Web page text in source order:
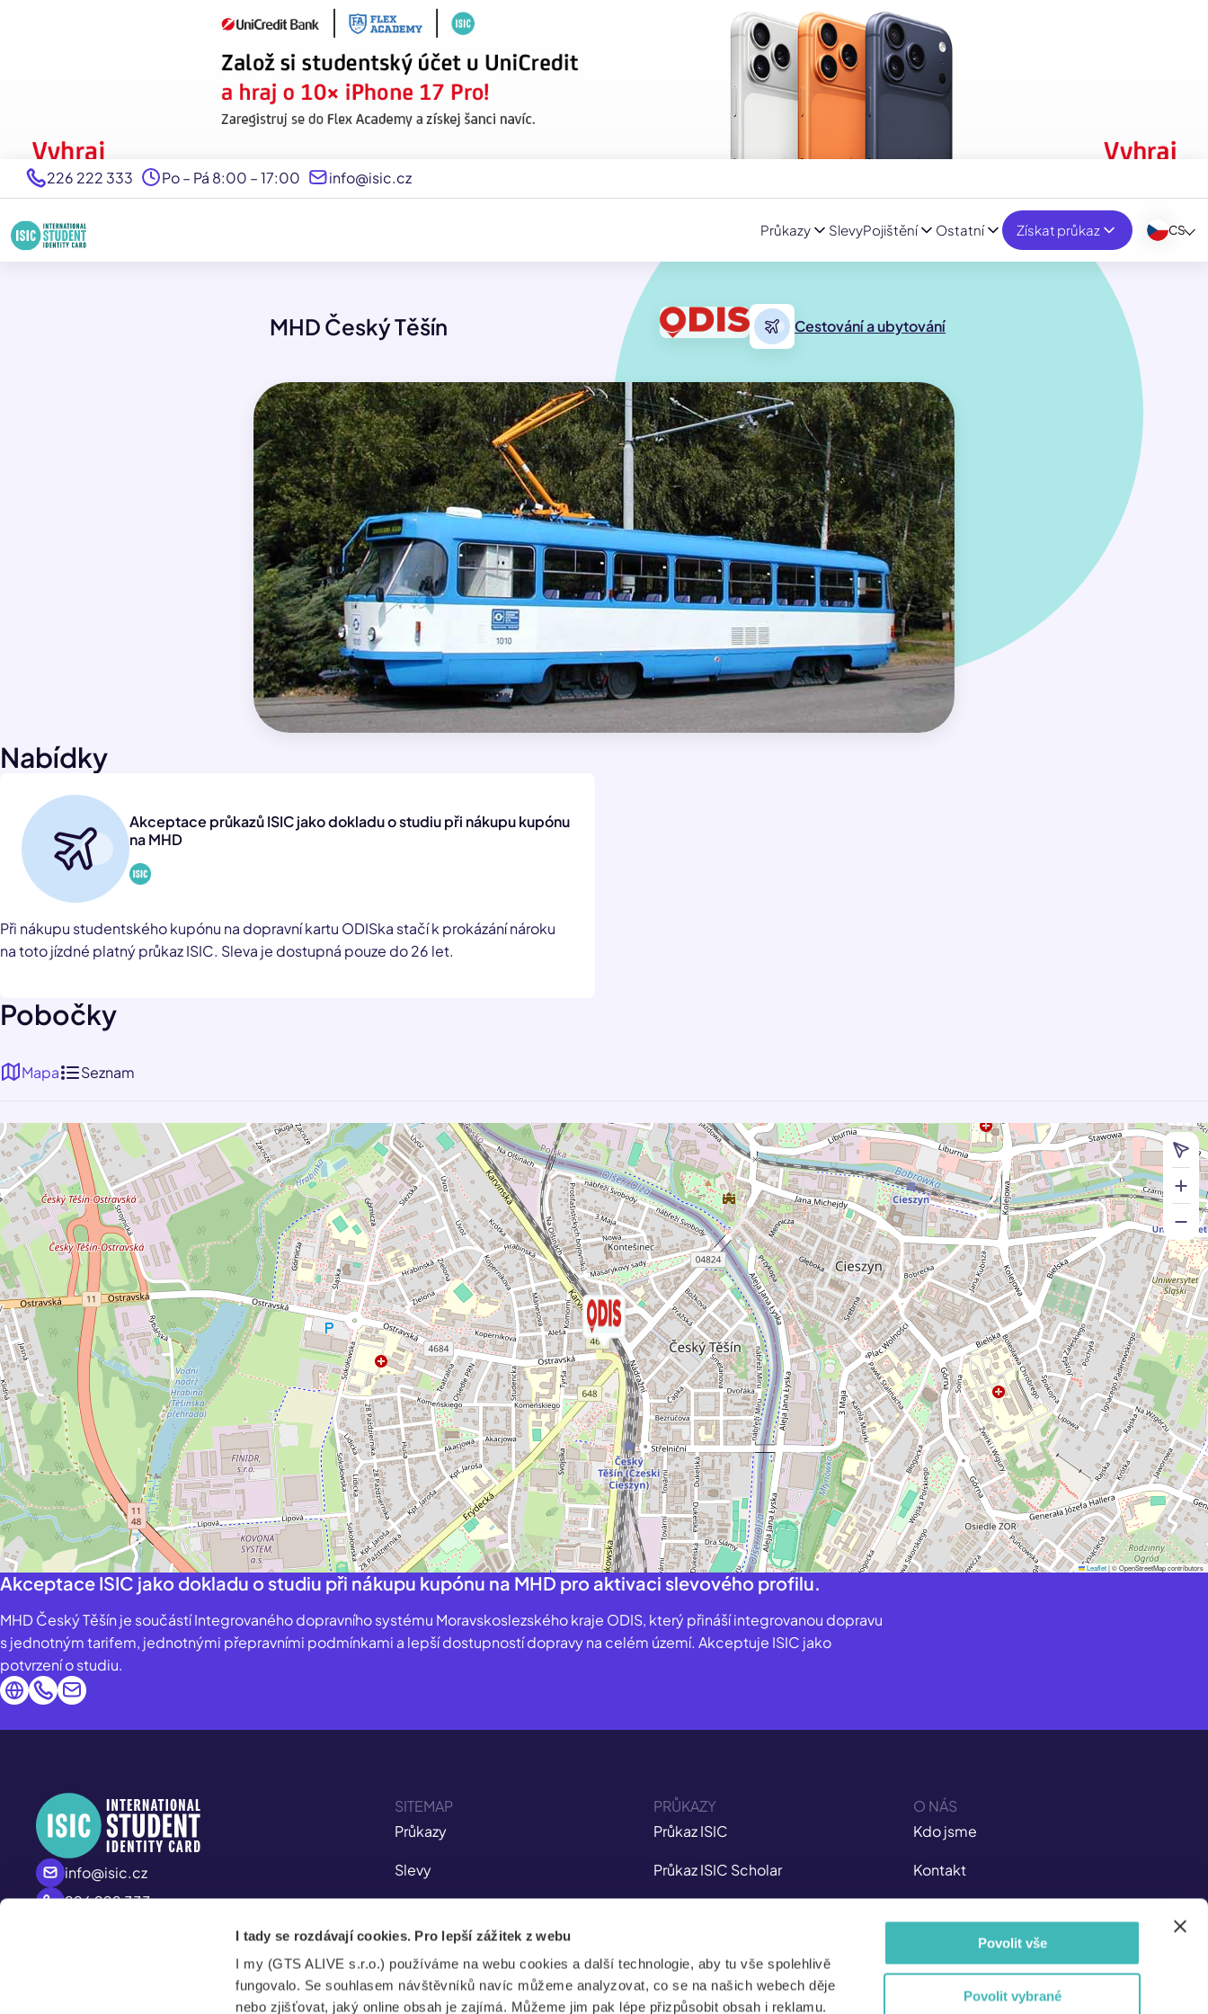
I tady se rozdávají cookies. Pro lepší zážitek z webu
I my (GTS ALIVE s.r.o.) používáme na webu cookies a další technologie, aby tu vše spolehlivě
fungovalo. Se souhlasem návštěvníků navíc můžeme analyzovat, co se na našich webech děje
nebo zjišťovat, jaký online obsah je zajímá. Můžeme jim pak lépe přizpůsobit obsah i reklamu.
Povolit vše
Povolit vybrané
Průkazy SlevyPojištění Získat průkaz
Ostatní CS
226 222 333 Po – Pá 8:00 – 17:00 info@isic.cz
Cestování a ubytování
MHD Český Těšín
Nabídky
Akceptace průkazů ISIC jako dokladu o studiu při nákupu kupónu
na MHD
Při nákupu studentského kupónu na dopravní kartu ODISka stačí k prokázání nároku
na toto jízdné platný průkaz ISIC. Sleva je dostupná pouze do 26 let.
Pobočky
Mapa Seznam
Leaflet|© OpenStreetMap contributors
Akceptace ISIC jako dokladu o studiu při nákupu kupónu na MHD pro aktivaci slevového profilu.
MHD Český Těšín je součástí Integrovaného dopravního systému Moravskoslezského kraje ODIS, který přináší integrovanou dopravu
s jednotným tarifem, jednotnými přepravními podmínkami a lepší dostupností dopravy na celém území. Akceptuje ISIC jako
potvrzení o studiu.
info@isic.cz
226 222 333
SITEMAP
Průkazy
Slevy
Aplikace
Student Jobs
O NÁS
Kdo jsme
Kontakt
Dokumenty
PRŮKAZY
Průkaz ISIC
Průkaz ISIC Scholar
Průkaz AliveID